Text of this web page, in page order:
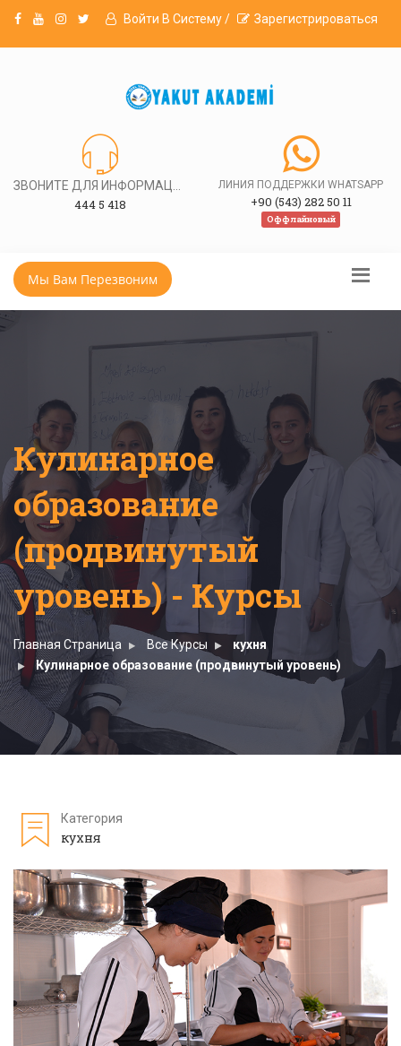
Войти В Систему / Зарегистрироваться
444 5 418
ЛИНИЯ ПОДДЕРЖКИ WHATSAPP
+90 (543) 282 50 11
Оффлайновый
Мы Вам Перезвоним
Кулинарное
образование
(продвинутый
уровень) - Курсы
Главная Страница Все Курсы
кухня
Кулинарное образование (продвинутый уровень)
Категория
кухня